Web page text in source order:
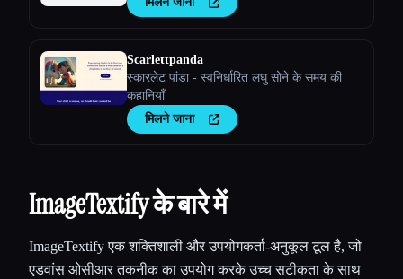
Scarlettpanda
स्कारलेट पांडा - स्वनिर्धारित लघु सोने के समय की
कहानियाँ
मिलने जाना
ImageTextify के बारे में
ImageTextify एक शक्तिशाली और उपयोगकर्ता-अनुकूल टूल है, जो
एडवांस ओसीआर तकनीक का उपयोग करके उच्च सटीकता के साथ